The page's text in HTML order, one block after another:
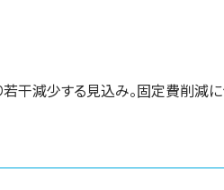
干減少する見込み。固定費削減